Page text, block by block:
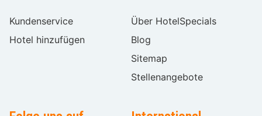
Kundenservice
Hotel hinzufügen
Über HotelSpecials
Blog
Sitemap
Stellenangebote